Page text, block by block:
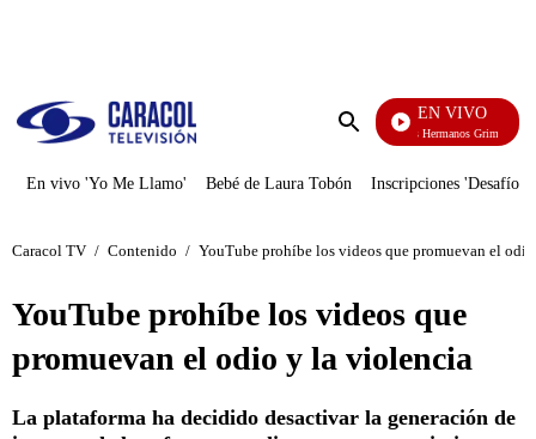
Enviar
EN VIVO
Cuentos De Los Hermanos Grimm
En vivo 'Yo Me Llamo' Bebé de Laura Tobón Inscripciones 'Desafío'
Caracol TV / Contenido / YouTube prohíbe los videos que promuevan el
YouTube prohíbe los videos que
promuevan el odio y la violencia
La plataforma ha decidido desactivar la generación de